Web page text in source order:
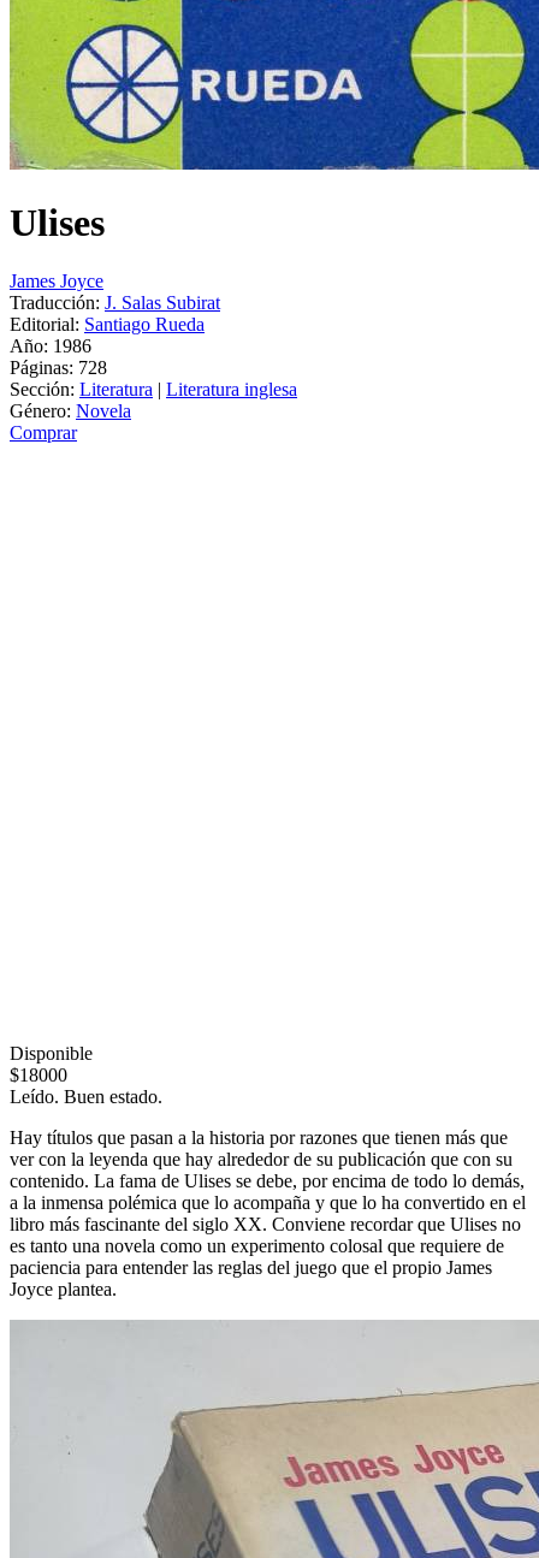
Ulises
James Joyce
Traducción: J. Salas Subirat
Editorial: Santiago Rueda
Año: 1986
Páginas: 728
Sección: Literatura | Literatura inglesa
Género: Novela
Comprar
Disponible
$18000
Leído. Buen estado.
Hay títulos que pasan a la historia por razones que tienen más que
ver con la leyenda que hay alrededor de su publicación que con su
contenido. La fama de Ulises se debe, por encima de todo lo demás,
a la inmensa polémica que lo acompaña y que lo ha convertido en el
libro más fascinante del siglo XX. Conviene recordar que Ulises no
es tanto una novela como un experimento colosal que requiere de
paciencia para entender las reglas del juego que el propio James
Joyce plantea.